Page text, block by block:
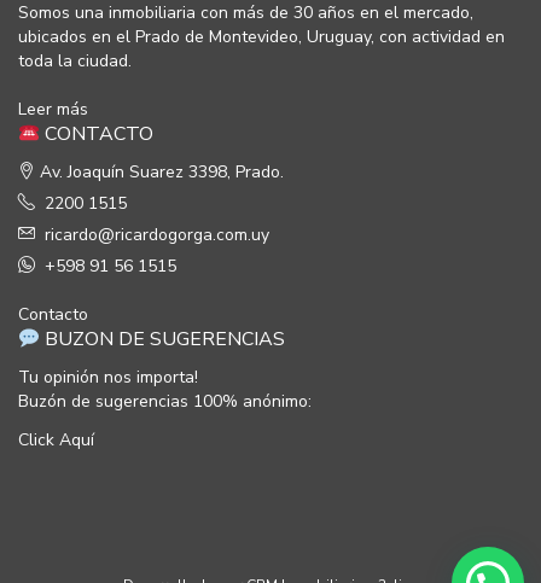
Somos una inmobiliaria con más de 30 años en el mercado,
ubicados en el Prado de Montevideo, Uruguay, con actividad en
toda la ciudad.
Leer más
CONTACTO
Av. Joaquín Suarez 3398, Prado.
2200 1515
ricardo@ricardogorga.com.uy
+598 91 56 1515
Contacto
BUZON DE SUGERENCIAS
Tu opinión nos importa!
Buzón de sugerencias 100% anónimo:
Click Aquí